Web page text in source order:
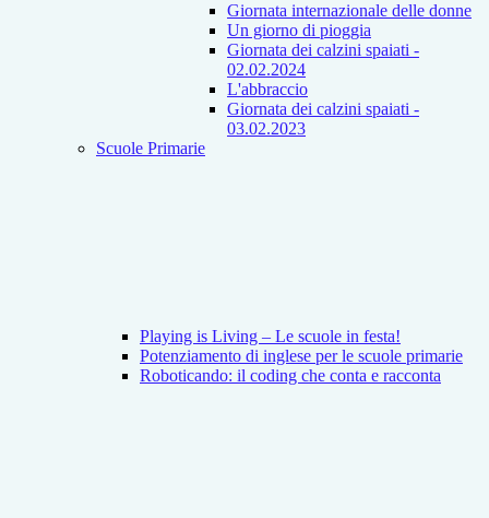
Giornata internazionale delle donne
Un giorno di pioggia
Giornata dei calzini spaiati -
02.02.2024
L'abbraccio
Giornata dei calzini spaiati -
03.02.2023
Scuole Primarie
Playing is Living – Le scuole in festa!
Potenziamento di inglese per le scuole primarie
Roboticando: il coding che conta e racconta